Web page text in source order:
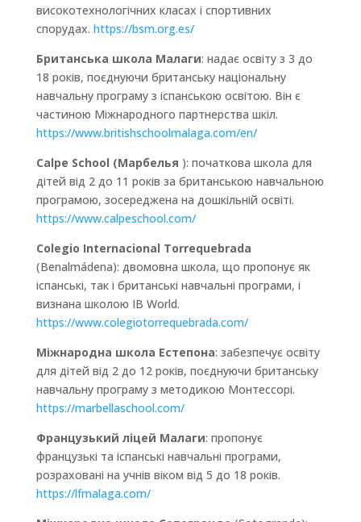
високотехнологічних класах і спортивних
спорудах. https://bsm.org.es/
Британська школа Малаги: надає освіту з 3 до
18 років, поєднуючи британську національну
навчальну програму з іспанською освітою. Він є
частиною Міжнародного партнерства шкіл.
https://www.britishschoolmalaga.com/en/
Calpe School (Марбелья ): початкова школа для
дітей від 2 до 11 років за британською навчальною
програмою, зосереджена на дошкільній освіті.
https://www.calpeschool.com/
Colegio Internacional Torrequebrada
(Benalmádena): двомовна школа, що пропонує як
іспанські, так і британські навчальні програми, і
визнана школою IB World.
https://www.colegiotorrequebrada.com/
Міжнародна школа Естепона: забезпечує освіту
для дітей від 2 до 12 років, поєднуючи британську
навчальну програму з методикою Монтессорі.
https://marbellaschool.com/
Французький ліцей Малаги: пропонує
французькі та іспанські навчальні програми,
розраховані на учнів віком від 5 до 18 років.
https://lfmalaga.com/